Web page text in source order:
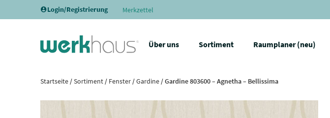
Login/Registrierung Merkzettel
Über uns Sortiment Raumplaner (neu)
Startseite/Sortiment/ Fenster/Gardine/ Gardine 803600 – Agnetha – Bellissima